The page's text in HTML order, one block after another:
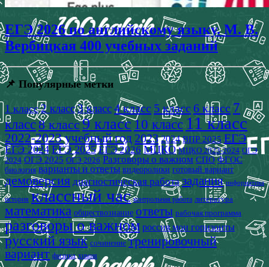
ЕГЭ 2026 по английскому языку. М. В.
Вербицкая 400 учебных заданий
📌 Популярные метки
1 класс 2 класс3 класс4 класс 5 класс 6 класс 7
класс8 класс9 класс10 класс 11 класс
2022-2023 учебный год 2023 2024 ВПР 2025 ЕГЭ
ЕГЭ 2024 ЕГЭ 2025 ЕГЭ 2026 МЦКО МЦКО 2023-2024 ОГЭ
2024 ОГЭ 2025 ОГЭ 2026 Разговоры о важном СПО ФГОС
биология варианты и ответы видеоролики готовый вариант
демоверсия диагностическая работа задания информатика
история классный час контрольная работа литература
математика обществознание ответы рабочая программа
разговоры о важном россия мои горизонты
русский язык сочинение тренировочный
вариант физика химия